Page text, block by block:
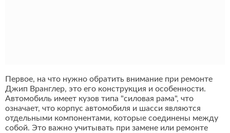
Первое, на что нужно обратить внимание при ремонте
Джип Вранглер, это его конструкция и особенности.
Автомобиль имеет кузов типа "силовая рама", что
означает, что корпус автомобиля и шасси являются
отдельными компонентами, которые соединены между
собой. Это важно учитывать при замене или ремонте